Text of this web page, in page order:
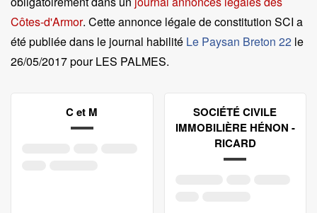
Côtes-d'Armor. Cette annonce légale de constitution SCI a
été publiée dans le journal habilité Le Paysan Breton 22 le
26/05/2017 pour LES PALMES.
C et M
SOCIÉTÉ CIVILE
IMMOBILIÈRE HÉNON -
RICARD